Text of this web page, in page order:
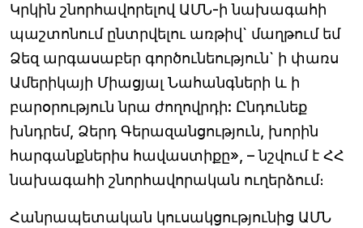
Կրկին շնորհավորելով ԱՄՆ-ի նախագահի
պաշտոնում ընտրվելու առթիվ` մաղթում եմ
Ձեզ արգասաբեր գործունեություն` ի փառս
Ամերիկայի Միացյալ Նահանգների և ի
բարօրություն նրա ժողովրդի: Ընդունեք
խնդրեմ, Ձերդ Գերազանցություն, խորին
հարգանքներիս հավաստիքը», – նշվում է ՀՀ
նախագահի շնորհավորական ուղերձում։
Հանրապետական կուսակցությունից ԱՄՆ